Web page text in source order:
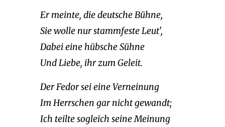
Er meinte, die deutsche Bühne,
Sie wolle nur stammfeste Leut',
Dabei eine hübsche Sühne
Und Liebe, ihr zum Geleit.
Der Fedor sei eine Verneinung
Im Herrschen gar nicht gewandt;
Ich teilte sogleich seine Meinung